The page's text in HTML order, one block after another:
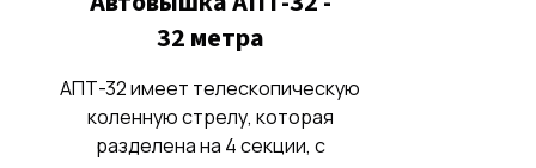
32 метра
АПТ-32 имеет телескопическую
коленную стрелу, которая
разделена на 4 секции, с